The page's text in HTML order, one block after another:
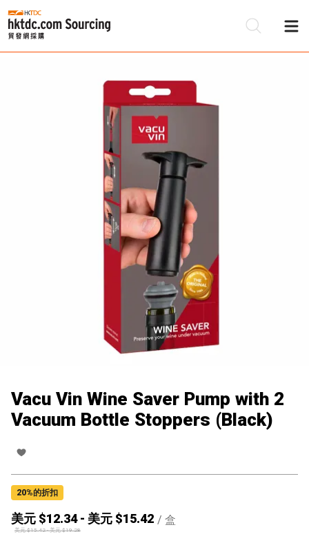
Vacu Vin Wine Saver Pump with 2
Vacuum Bottle Stoppers (Black)
20%的折扣
美元 $12.34- 美元 $15.42 / 盒
美元 $15.42-美元 $19.28